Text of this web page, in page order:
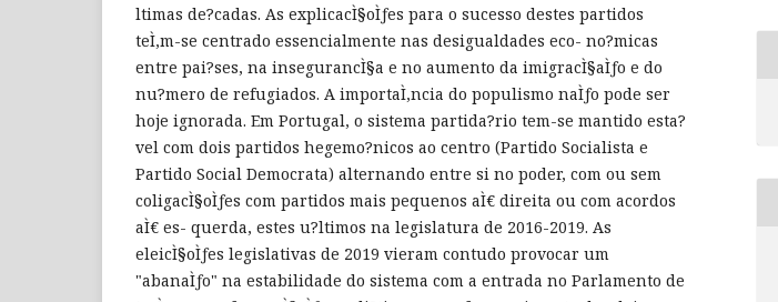
ltimas de?cadas. As explicacÌ§oÌƒes para o sucesso destes partidos
teÌ‚m-se centrado essencialmente nas desigualdades eco- no?micas
entre pai?ses, na insegurancÌ§a e no aumento da imigracÌ§aÌƒo e do
nu?mero de refugiados. A importaÌ‚ncia do populismo naÌƒo pode ser
hoje ignorada. Em Portugal, o sistema partida?rio tem-se mantido esta?
vel com dois partidos hegemo?nicos ao centro (Partido Socialista e
Partido Social Democrata) alternando entre si no poder, com ou sem
coligacÌ§oÌƒes com partidos mais pequenos aÌ€ direita ou com acordos
aÌ€ es- querda, estes u?ltimos na legislatura de 2016-2019. As
eleicÌ§oÌƒes legislativas de 2019 vieram contudo provocar um
"abanaÌƒo" na estabilidade do sistema com a entrada no Parlamento de